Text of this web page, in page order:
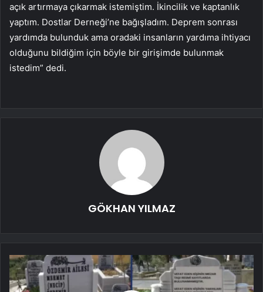
açık artırmaya çıkarmak istemiştim. İkincilik ve kaptanlık
yaptım. Dostlar Derneği’ne bağışladım. Deprem sonrası
yardımda bulunduk ama oradaki insanların yardıma ihtiyacı
olduğunu bildiğim için böyle bir girişimde bulunmak
istedim” dedi.
GÖKHAN YILMAZ